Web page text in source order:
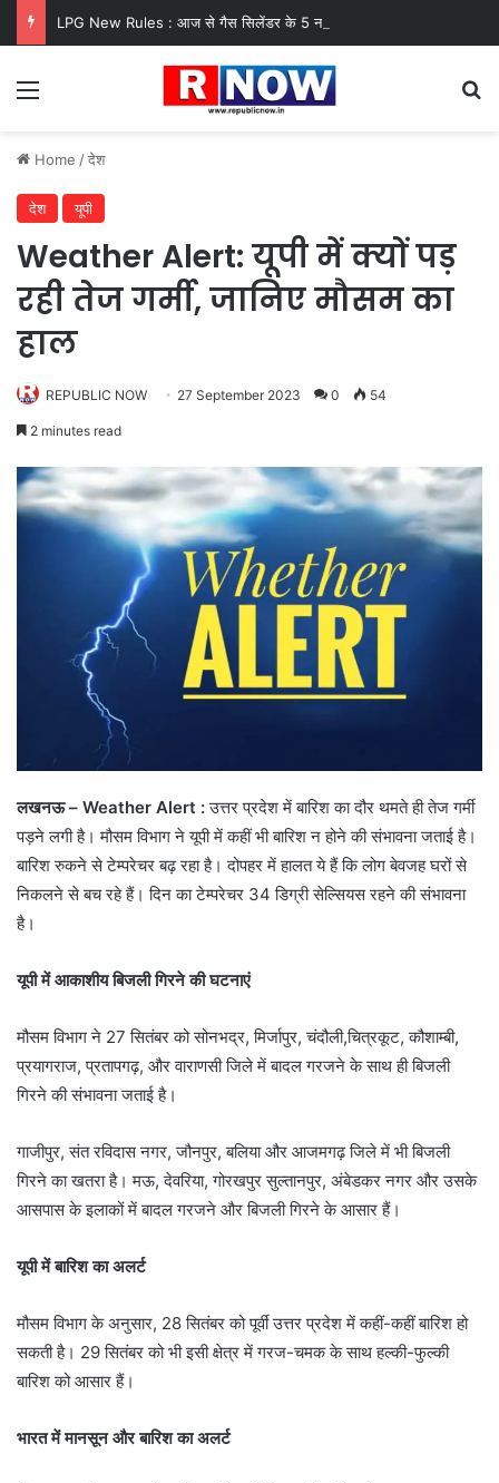
Menu
Home /देश
देश यूपी
Weather Alert: यूपी में क्यों पड़
रही तेज गर्मी, जानिए मौसम का
हाल
REPUBLIC NOW 27 September 2023 0 54
2 minutes read
लखनऊ – Weather Alert :उत्तर प्रदेश में बारिश का दौर थमते ही तेज गर्मी
पड़ने लगी है। मौसम विभाग ने यूपी में कहीं भी बारिश न होने की संभावना जताई है।
बारिश रुकने से टेम्परेचर बढ़ रहा है। दोपहर में हालत ये हैं कि लोग बेवजह घरों से
निकलने से बच रहे हैं। दिन का टेम्परेचर 34 डिग्री सेल्सियस रहने की संभावना
है।
यूपी में आकाशीय बिजली गिरने की घटनाएं
मौसम विभाग ने 27 सितंबर को सोनभद्र, मिर्जापुर, चंदौली,चित्रकूट, कौशाम्बी,
प्रयागराज, प्रतापगढ़, और वाराणसी जिले में बादल गरजने के साथ ही बिजली
गिरने की संभावना जताई है।
गाजीपुर, संत रविदास नगर, जौनपुर, बलिया और आजमगढ़ जिले में भी बिजली
गिरने का खतरा है। मऊ, देवरिया, गोरखपुर सुल्तानपुर, अंबेडकर नगर और उसके
आसपास के इलाकों में बादल गरजने और बिजली गिरने के आसार हैं।
यूपी में बारिश का अलर्ट
मौसम विभाग के अनुसार, 28 सितंबर को पूर्वी उत्तर प्रदेश में कहीं-कहीं बारिश हो
सकती है। 29 सितंबर को भी इसी क्षेत्र में गरज-चमक के साथ हल्की-फुल्की
बारिश को आसार हैं।
भारत में मानसून और बारिश का अलर्ट